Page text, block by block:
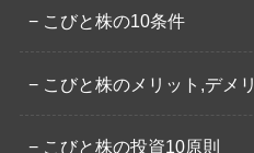
こびと株の10条件
こびと株のメリット,デメ
こびと株の投資10原則